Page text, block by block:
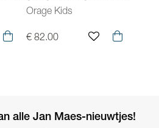
met zirconium 41cm
Orage Kids
€ 82.00
alle Jan Maes-nieuwtjes!